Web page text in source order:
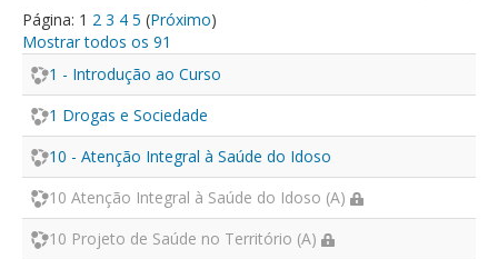
Página: 1 2 3 4 5 (Próximo)
Mostrar todos os 91
1 - Introdução ao Curso
1 Drogas e Sociedade
10 - Atenção Integral à Saúde do Idoso
10 Atenção Integral à Saúde do Idoso (A)
10 Projeto de Saúde no Território (A)